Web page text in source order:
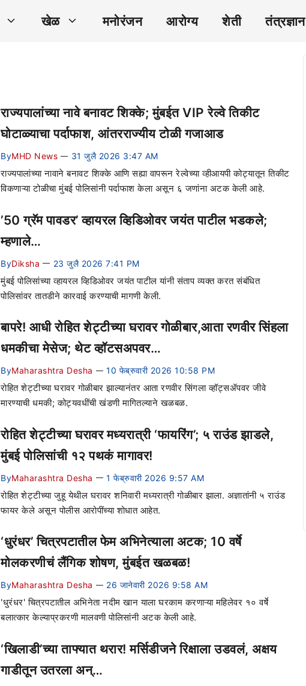
खेळ मनोरंजन आरोग्य शेती तंत्रज्ञान
राज्यपालांच्या नावे बनावट शिक्के; मुंबईत VIP रेल्वे तिकीट
घोटाळ्याचा पर्दाफाश, आंतरराज्यीय टोळी गजाआड
ByMHD News — 31 जुलै 2026 3:47 AM
राज्यपालांच्या नावाने बनावट शिक्के आणि सह्या वापरून रेल्वेच्या व्हीआयपी कोट्यातून तिकीट
विकणाऱ्या टोळीचा मुंबई पोलिसांनी पर्दाफाश केला असून ६ जणांना अटक केली आहे.
’50 ग्रॅम पावडर’ व्हायरल व्हिडिओवर जयंत पाटील भडकले;
म्हणाले…
ByDiksha — 23 जुलै 2026 7:41 PM
मुंबई पोलिसांच्या व्हायरल व्हिडिओवर जयंत पाटील यांनी संताप व्यक्त करत संबंधित
पोलिसांवर तातडीने कारवाई करण्याची मागणी केली.
बापरे! आधी रोहित शेट्टीच्या घरावर गोळीबार,आता रणवीर सिंहला
धमकीचा मेसेज; थेट व्हॉटसअपवर…
ByMaharashtra Desha — 10 फेब्रुवारी 2026 10:58 PM
रोहित शेट्टीच्या घरावर गोळीबार झाल्यानंतर आता रणवीर सिंगला व्हॉट्सॲपवर जीवे
मारण्याची धमकी; कोट्यवधींची खंडणी मागितल्याने खळबळ.
रोहित शेट्टीच्या घरावर मध्यरात्री ‘फायरिंग’; ५ राउंड झाडले,
मुंबई पोलिसांची १२ पथकं मागावर!
ByMaharashtra Desha — 1 फेब्रुवारी 2026 9:57 AM
रोहित शेट्टीच्या जुहू येथील घरावर शनिवारी मध्यरात्री गोळीबार झाला. अज्ञातांनी ५ राउंड
फायर केले असून पोलीस आरोपींच्या शोधात आहेत.
‘धुरंधर’ चित्रपटातील फेम अभिनेत्याला अटक; 10 वर्षे
मोलकरणीचं लैंगिक शोषण, मुंबईत खळबळ!
ByMaharashtra Desha — 26 जानेवारी 2026 9:58 AM
'धुरंधर' चित्रपटातील अभिनेता नदीम खान याला घरकाम करणाऱ्या महिलेवर १० वर्षे
बलात्कार केल्याप्रकरणी मालवणी पोलिसांनी अटक केली आहे.
‘खिलाडी’च्या ताफ्यात थरार! मर्सिडीजने रिक्षाला उडवलं, अक्षय
गाडीतून उतरला अन्…